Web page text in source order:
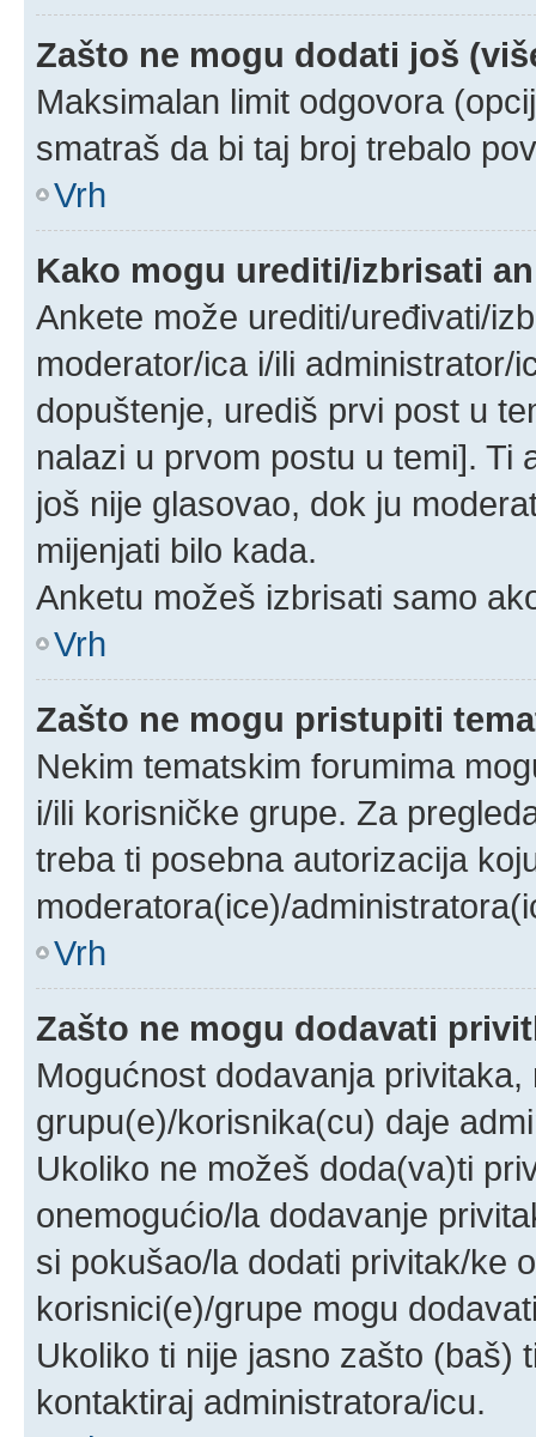
Zašto ne mogu dodati još
Maksimalan limit odgovora
smatraš da bi taj broj trebalo
Vrh
Kako mogu urediti/izbrisati
Ankete može urediti/uređivati/
moderator/ica i/ili administrator/
dopuštenje, urediš prvi post u
nalazi u prvom postu u temi]. Ti
još nije glasovao, dok ju
mijenjati bilo kada.
Anketu možeš izbrisati samo
Vrh
Zašto ne mogu pristupiti
Nekim tematskim forumima
i/ili korisničke grupe. Za
treba ti posebna autorizacija
moderatora(ice)/
Vrh
Zašto ne mogu dodavati
Mogućnost dodavanja
grupu(e)/korisnika(cu) daje
Ukoliko ne možeš doda(va)ti
onemogućio/la dodavanje
si pokušao/la dodati privitak/ke
korisnici(e)/grupe mogu
Ukoliko ti nije jasno zašto (baš)
kontaktiraj administratora/icu.